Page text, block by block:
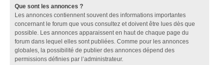
Que sont les annonces ?
Les annonces contiennent souvent des informations importantes
concernant le forum que vous consultez et doivent être lues dès que
possible. Les annonces apparaissent en haut de chaque page du
forum dans lequel elles sont publiées. Comme pour les annonces
globales, la possibilité de publier des annonces dépend des
permissions définies par l’administrateur.